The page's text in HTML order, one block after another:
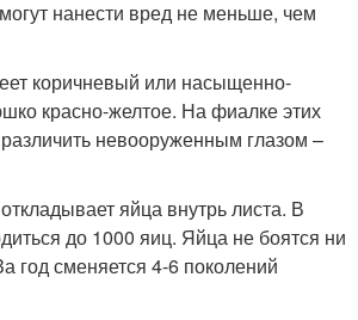
нанести вред не меньше, чем
коричневый или насыщенно-
красно-желтое. На фиалке этих
невооруженным глазом –
яйца внутрь листа. В
до 1000 яиц. Яйца не боятся ни
год сменяется 4-6 поколений